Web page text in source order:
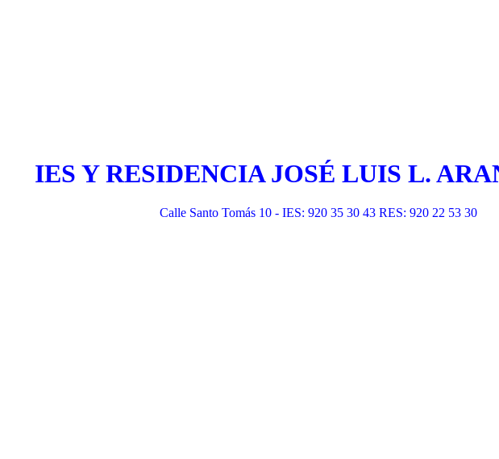
IES Y RESIDENCIA JOSÉ LUIS L.
Calle Santo Tomás 10 - IES: 920 35 30 43 RES: 920 22 53 30